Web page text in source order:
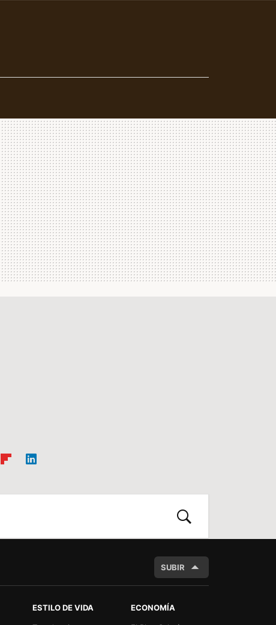
edIn
BUSCAR
SUBIR
ESTILO DE VIDA ECONOMÍA